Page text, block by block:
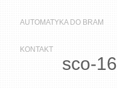
AUTOMATYKA DO BRAM
KONTAKT
sco-